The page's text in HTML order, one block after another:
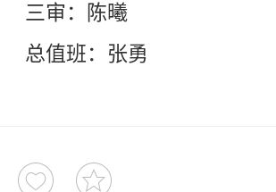
三审：陈曦
总值班：张勇